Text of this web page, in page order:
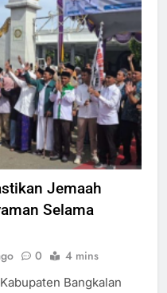
Jemaah
Selama
0 4 mins
Bangkalan